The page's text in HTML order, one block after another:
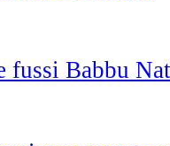
fussi Babbu